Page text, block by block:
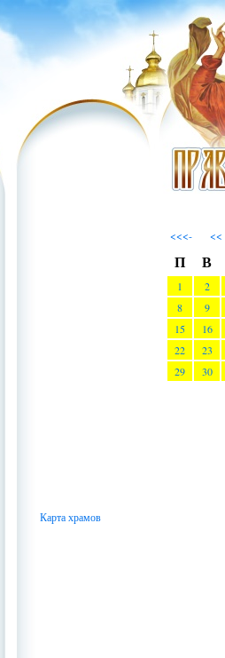
<<<- <<
П
В
1
2
8
9
15
16
22
23
29
30
Карта храмов